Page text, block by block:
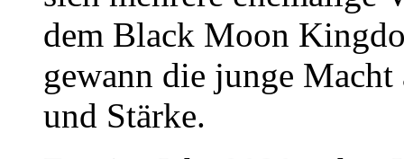
dem Black Moon
gewann die junge
und Stärke.